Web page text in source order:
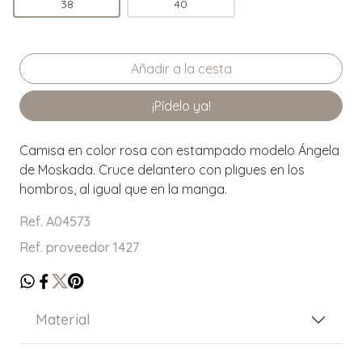
38 40
¡Pídelo ya!
Camisa en color rosa con estampado modelo Ángela
de Moskada. Cruce delantero con pligues en los
hombros, al igual que en la manga.
Ref. A04573
Ref. proveedor 1427
Material